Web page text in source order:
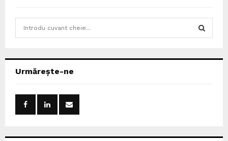
h
Urmărește-ne